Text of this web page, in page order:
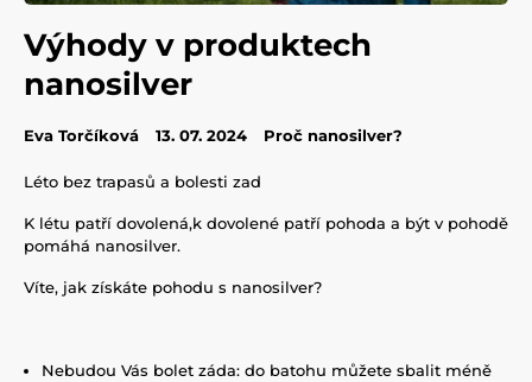
Výhody v produktech
nanosilver
Eva Torčíková 13. 07. 2024 Proč nanosilver?
Léto bez trapasů a bolesti zad
K létu patří dovolená,k dovolené patří pohoda a být v pohodě
pomáhá nanosilver.
Víte, jak získáte pohodu s nanosilver?
Nebudou Vás bolet záda: do batohu můžete sbalit méně